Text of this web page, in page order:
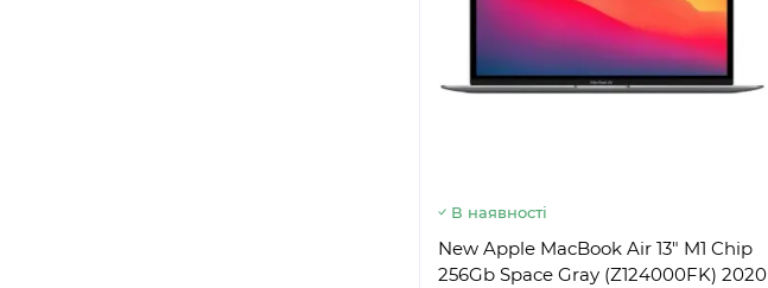
В наявності
New Apple MacBook Air 13" M1 Chip
256Gb Space Gray (Z124000FK) 2020